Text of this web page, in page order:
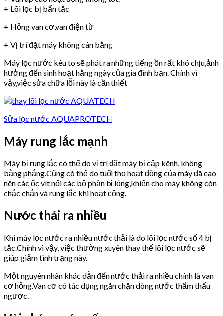
+ Lõi lọc bị bẩn tắc
+ Hỏng van cơ,van điện từ
+ Vị trí đặt máy không cân bằng
Máy lọc nước kêu to sẽ phát ra những tiếng ồn rất khó chịu,ảnh
hưởng đến sinh hoạt hằng ngày của gia đình bạn. Chính vì
vậy,việc sửa chữa lỗi này là cần thiết
Sửa lọc nước AQUAPROTECH
Máy rung lắc mạnh
Máy bị rung lắc có thể do vị trí đặt máy bị cập kênh, không
bằng phẳng.Cũng có thể do tuổi thọ hoạt động của máy đã cao
nên các ốc vít nối các bộ phận bị lỏng,khiến cho máy không còn
chắc chắn và rung lắc khi hoạt động.
Nước thải ra nhiều
Khi máy lọc nước ra nhiều nước thải là do lõi lọc nước số 4 bị
tắc.Chính vì vậy, việc thường xuyên thay thế lõi lọc nước sẽ
giúp giảm tình trạng này.
Một nguyên nhân khác dẫn đến nước thải ra nhiều chính là van
cơ hỏng.Van cơ có tác dụng ngăn chặn dòng nước thẩm thấu
ngược.